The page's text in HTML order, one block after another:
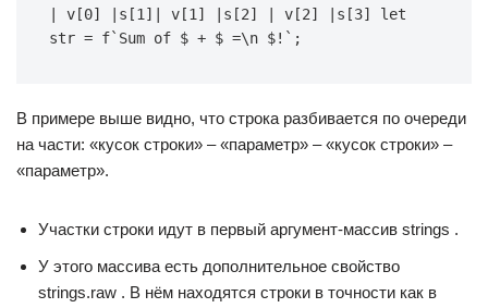
| v[0] |s[1]| v[1] |s[2] | v[2] |s[3] let
str = f`Sum of $ + $ =\n $!`;
В примере выше видно, что строка разбивается по очереди
на части: «кусок строки» – «параметр» – «кусок строки» –
«параметр».
Участки строки идут в первый аргумент-массив strings .
У этого массива есть дополнительное свойство
strings.raw . В нём находятся строки в точности как в